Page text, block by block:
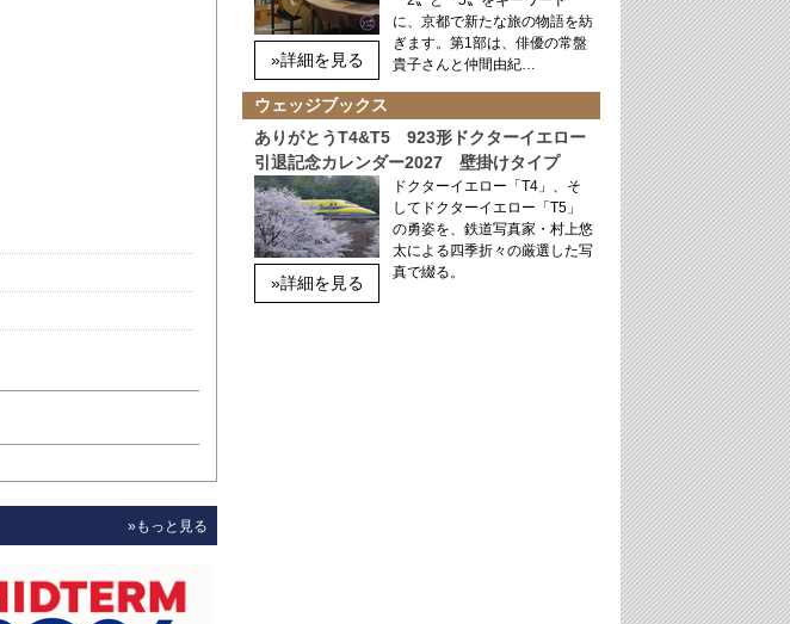
»もっと見る
»詳細を見る
に、京都で新たな旅の物語を紡
ぎます。第1部は、俳優の常盤
貴子さんと仲間由紀…
ウェッジブックス
ありがとうT4&T5 923形ドクターイエロー
引退記念カレンダー2027 壁掛けタイプ
»詳細を見る
ドクターイエロー「T4」、そ
してドクターイエロー「T5」
の勇姿を、鉄道写真家・村上悠
太による四季折々の厳選した写
真で綴る。